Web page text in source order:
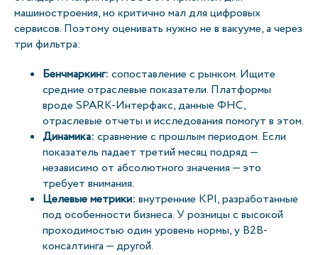
машиностроения, но критично мал для цифровых
сервисов. Поэтому оценивать нужно не в вакууме, а через
три фильтра:
Бенчмаркинг: сопоставление с рынком. Ищите
средние отраслевые показатели. Платформы
вроде SPARK-Интерфакс, данные ФНС,
отраслевые отчеты и исследования помогут в этом.
Динамика: сравнение с прошлым периодом. Если
показатель падает третий месяц подряд —
независимо от абсолютного значения — это
требует внимания.
Целевые метрики: внутренние KPI, разработанные
под особенности бизнеса. У розницы с высокой
проходимостью один уровень нормы, у B2B-
консалтинга — другой.